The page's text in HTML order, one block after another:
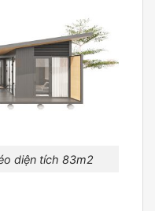
diện tích 83m2